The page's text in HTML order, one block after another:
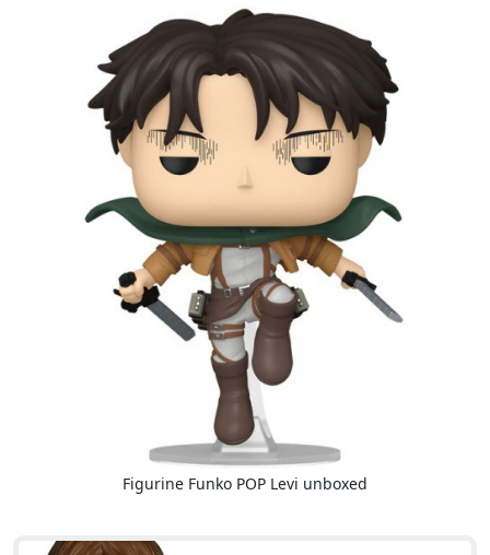
Figurine Funko POP Levi unboxed